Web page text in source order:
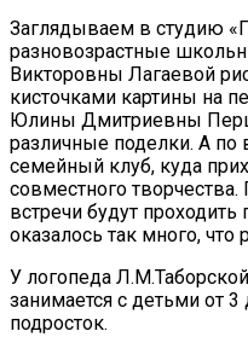
Заглядываем в студию
разновозрастные
Викторовны Лагаевой
кисточками картины на
Юлины Дмитриевны
различные поделки. А по
семейный клуб, куда
совместного
встречи будут
оказалось так много,
У логопеда
занимается с детьми от
подросток.